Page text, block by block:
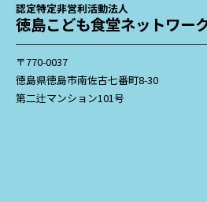
認定特定非営利活動法人
徳島こども食堂ネットワー
〒770-0037
徳島県徳島市南佐古七番町8-30
第二辻マンション101号